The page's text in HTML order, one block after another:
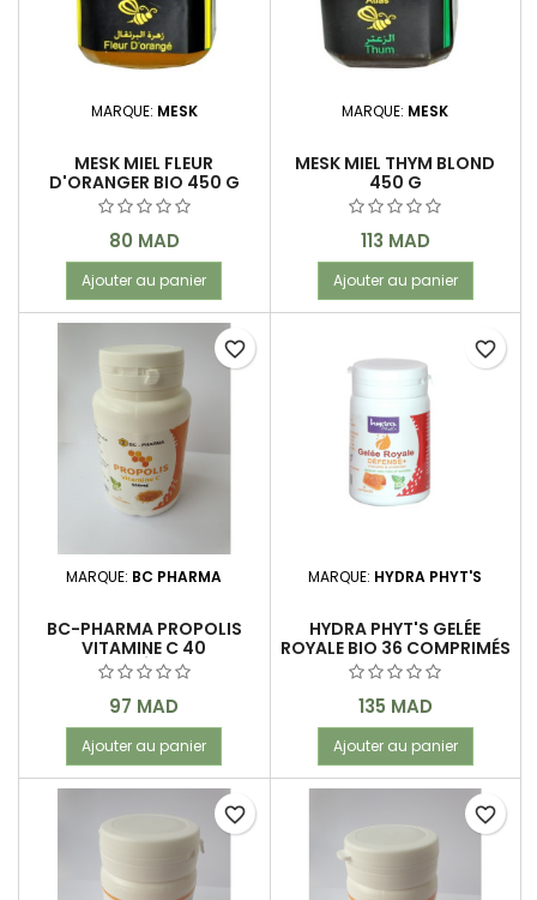
MARQUE: MESK
MESK MIEL FLEUR
D'ORANGER BIO 450 G
Prix
80 MAD
Ajouter au panier
MARQUE: MESK
MESK MIEL THYM BLOND
450 G
Prix
113 MAD
Ajouter au panier
MARQUE: BC PHARMA
BC-PHARMA PROPOLIS
VITAMINE C 40
COMPRIMÉS 400 MG
Prix
97 MAD
Ajouter au panier
favorite_border
MARQUE: HYDRA PHYT'S
HYDRA PHYT'S GELÉE
ROYALE BIO 36 COMPRIMÉS
Prix
135 MAD
Ajouter au panier
favorite_border
favorite_border favorite_border